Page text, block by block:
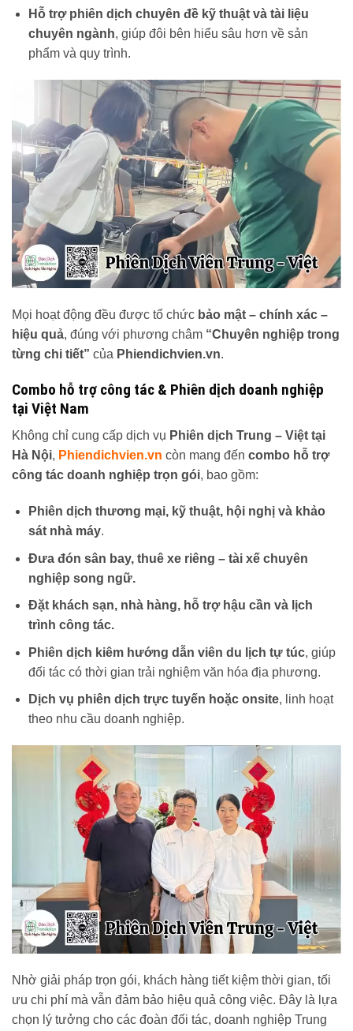
Hỗ trợ phiên dịch chuyên đề kỹ thuật và tài liệu
chuyên ngành, giúp đôi bên hiểu sâu hơn về sản
phẩm và quy trình.
Mọi hoạt động đều được tổ chức bảo mật – chính xác –
hiệu quả, đúng với phương châm “Chuyên nghiệp trong
từng chi tiết” của Phiendichvien.vn.
Combo hỗ trợ công tác & Phiên dịch doanh nghiệp
tại Việt Nam
Không chỉ cung cấp dịch vụ Phiên dịch Trung – Việt tại
Hà Nội, Phiendichvien.vn còn mang đến combo hỗ trợ
công tác doanh nghiệp trọn gói, bao gồm:
Phiên dịch thương mại, kỹ thuật, hội nghị và khảo
sát nhà máy.
Đưa đón sân bay, thuê xe riêng – tài xế chuyên
nghiệp song ngữ.
Đặt khách sạn, nhà hàng, hỗ trợ hậu cần và lịch
trình công tác.
Phiên dịch kiêm hướng dẫn viên du lịch tự túc, giúp
đối tác có thời gian trải nghiệm văn hóa địa phương.
Dịch vụ phiên dịch trực tuyến hoặc onsite, linh hoạt
theo nhu cầu doanh nghiệp.
Nhờ giải pháp trọn gói, khách hàng tiết kiệm thời gian, tối
ưu chi phí mà vẫn đảm bảo hiệu quả công việc. Đây là lựa
chọn lý tưởng cho các đoàn đối tác, doanh nghiệp Trung